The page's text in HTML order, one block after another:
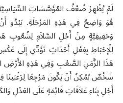
لَمْ يُظْهِرْ ضُعْفُ المُؤَسَّسَاتِ السِّيَاسِيَّةِ
هُوَ وَاضِحٌ فِي هَذِهِ المَرْحَلَةِ. يَبْدُو
وَحَقِيقِيَّةٍ مِنْ أَجْلِ السَّلاَمِ لِشُعُوبِ
لِلْإحْبَاطِ بِفِعْلِ أَحْدَاثٍ تَؤَدِّي إِلَى
هَذَا الزَّمَنِ الصَّعْبِ وَفِي هَذِهِ الأَرْضِ
شَخْصٌ يُمْكِنُ أَنْ يَكُونَ مَرْجِعًا لِرَغْبَتِنَا
أَجْلِ بِنَاءِ عَلاَقَاتٍ قَائِمَةٍ عَلَى العَدْلِ